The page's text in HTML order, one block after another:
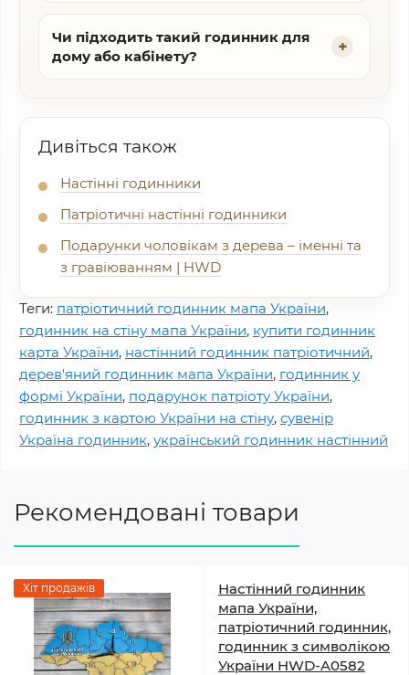
Чи підходить такий годинник для
дому або кабінету?
Дивіться також
Настінні годинники
Патріотичні настінні годинники
Подарунки чоловікам з дерева – іменні та
з гравіюванням | HWD
Теги: патріотичний годинник мапа України,
годинник на стіну мапа України, купити годинник
карта України, настінний годинник патріотичний,
дерев'яний годинник мапа України, годинник у
формі України, подарунок патріоту України,
годинник з картою України на стіну, сувенір
Україна годинник, український годинник настінний
Рекомендовані товари
Хіт продажів
Настінний годинник
мапа України,
патріотичний годинник,
годинник з символікою
України HWD-A0582